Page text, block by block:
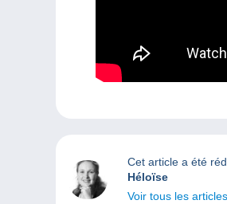
Cet article a été
Héloïse
Voir tous les articles